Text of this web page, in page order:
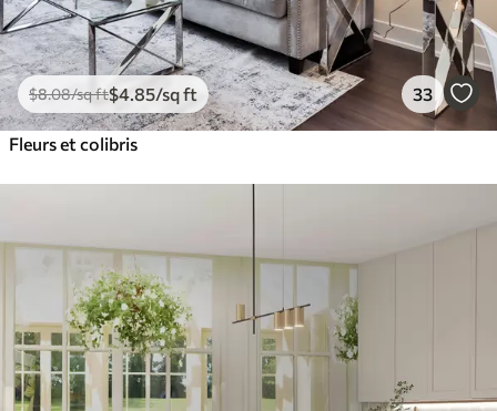
$8.08/sq ft$4 .85/sq ft 33
Fleurs et colibris